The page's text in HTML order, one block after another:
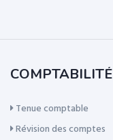
COMPTABILITÉ
Tenue comptable
Révision des comptes